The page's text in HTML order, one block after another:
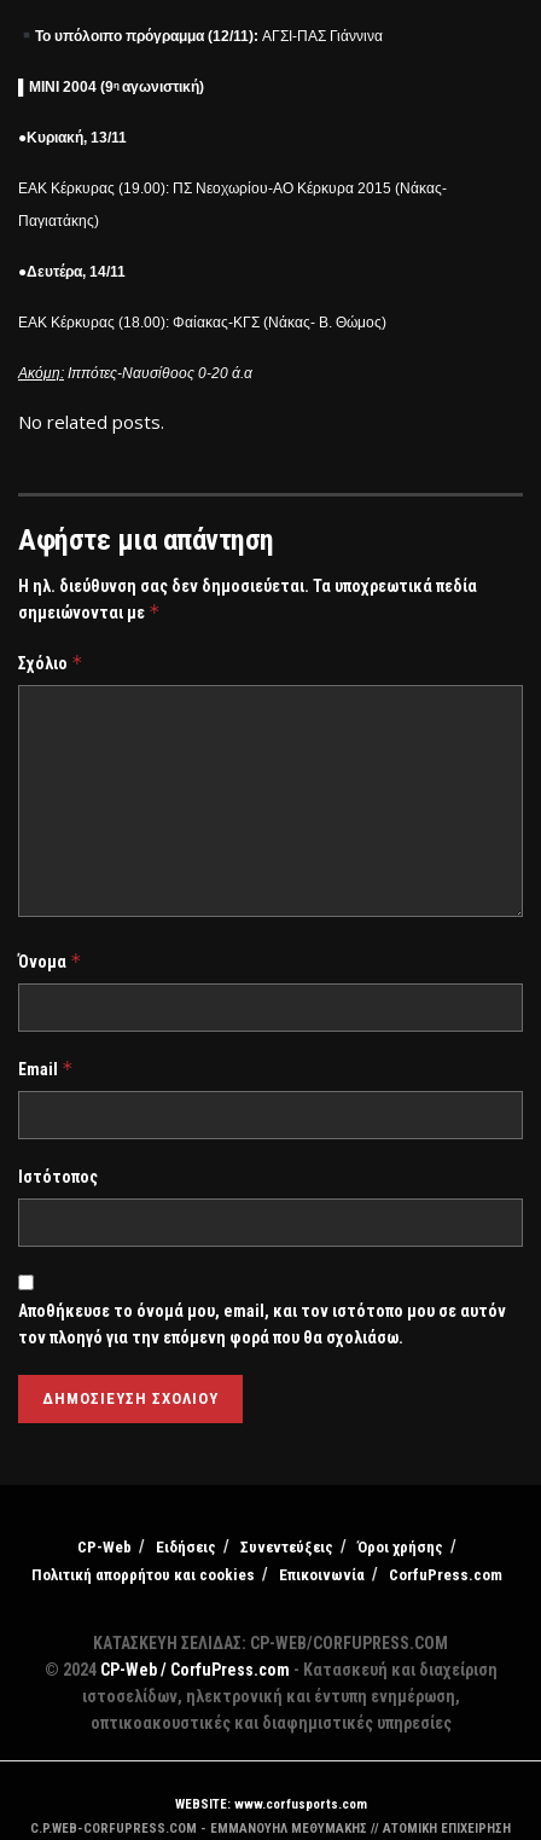
Το υπόλοιπο πρόγραμμα (12/11): ΑΓΣΙ-ΠΑΣ Γιάννινα
ΜΙΝΙ 2004 (9η αγωνιστική)
●Κυριακή, 13/11
ΕΑΚ Κέρκυρας (19.00): ΠΣ Νεοχωρίου-ΑΟ Κέρκυρα 2015 (Νάκας-
Παγιατάκης)
●Δευτέρα, 14/11
ΕΑΚ Κέρκυρας (18.00): Φαίακας-ΚΓΣ (Νάκας- Β. Θώμος)
Ακόμη: Ιππότες-Ναυσίθοος 0-20 ά.α
No related posts.
Αφήστε μια απάντηση
Η ηλ. διεύθυνση σας δεν δημοσιεύεται. Τα υποχρεωτικά πεδία
σημειώνονται με *
Σχόλιο *
Όνομα *
Email *
Ιστότοπος
Αποθήκευσε το όνομά μου, email, και τον ιστότοπο μου σε αυτόν
τον πλοηγό για την επόμενη φορά που θα σχολιάσω.
CP-Web Ειδήσεις Συνεντεύξεις
Όροι χρήσης
Πολιτική απορρήτου και cookies
Επικοινωνία CorfuPress.com
ΚΑΤΑΣΚΕΥΗ ΣΕΛΙΔΑΣ: CP-WEB/CORFUPRESS.COM
© 2024 CP-Web / CorfuPress.com - Κατασκευή και διαχείριση
ιστοσελίδων, ηλεκτρονική και έντυπη ενημέρωση,
οπτικοακουστικές και διαφημιστικές υπηρεσίες
WEBSITE: www.corfusports.com
C.P.WEB-CORFUPRESS.COM - ΕΜΜΑΝΟΥΗΛ ΜΕΘΥΜΑΚΗΣ // ΑΤΟΜΙΚΗ ΕΠΙΧΕΙΡΗΣΗ